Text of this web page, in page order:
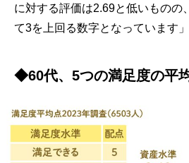
に対する評価は2.69と低いものの
て3を上回る数字となっています」
◆60代、5つの満足度の平